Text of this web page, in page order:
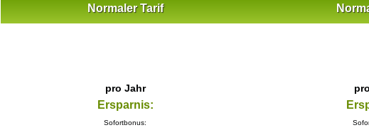
Normaler Tarif
pro Jahr
Ersparnis:
Sofortbonus: